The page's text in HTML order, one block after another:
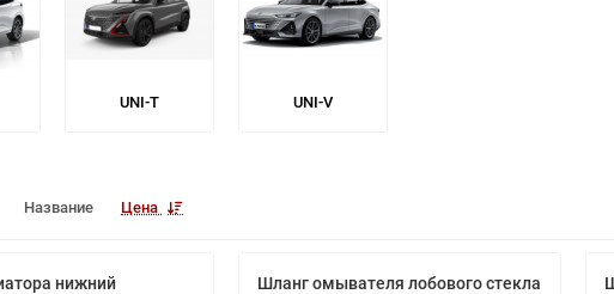
UNI-T UNI-V
Название Цена
нижний
Шланг омывателя лобового стекла